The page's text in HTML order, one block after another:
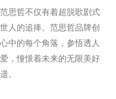
思哲不仅有着超脱歌剧式
人的追捧。范思哲品牌创
中的每个角落，参悟透人
，憧憬着未来的无限美好
。